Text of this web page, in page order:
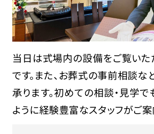
当日は式場内の設備をご覧いた
です。また、お葬式の事前相談
承ります。初めての相談・見学
ように経験豊富なスタッフがご案